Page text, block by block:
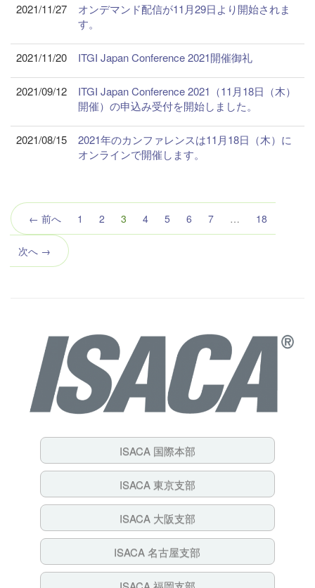
2021/11/27
オンデマンド配信が11月29日より開始されま
す。
2021/11/20 ITGI Japan Conference 2021開催御礼
2021/09/12
ITGI Japan Conference 2021（11月18日（木）
開催）の申込み受付を開始しました。
2021/08/15
2021年のカンファレンスは11月18日（木）に
オンラインで開催します。
← 前へ 1 2 3 （こ
の
4 5 6 7 … 18
次へ →
ISACA 国際本部
ISACA 東京支部
ISACA 大阪支部
ISACA 名古屋支部